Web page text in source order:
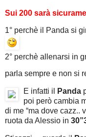
Sui 200 sarà
1° perchè il Panda si
2° perchè allenarsi in
parla sempre e non si
E infatti il Panda
poi però cambia
di me “ma dove cazz..
ruota da Alessio in